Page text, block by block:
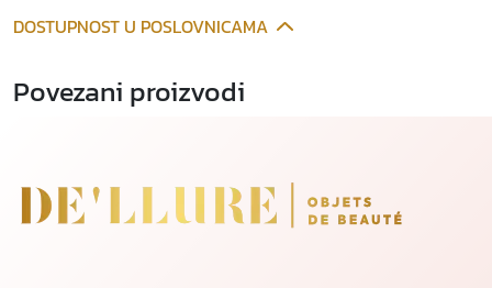
a
p
ć
DOSTUPNOST U POSLOVNICAMA
Povezani proizvodi